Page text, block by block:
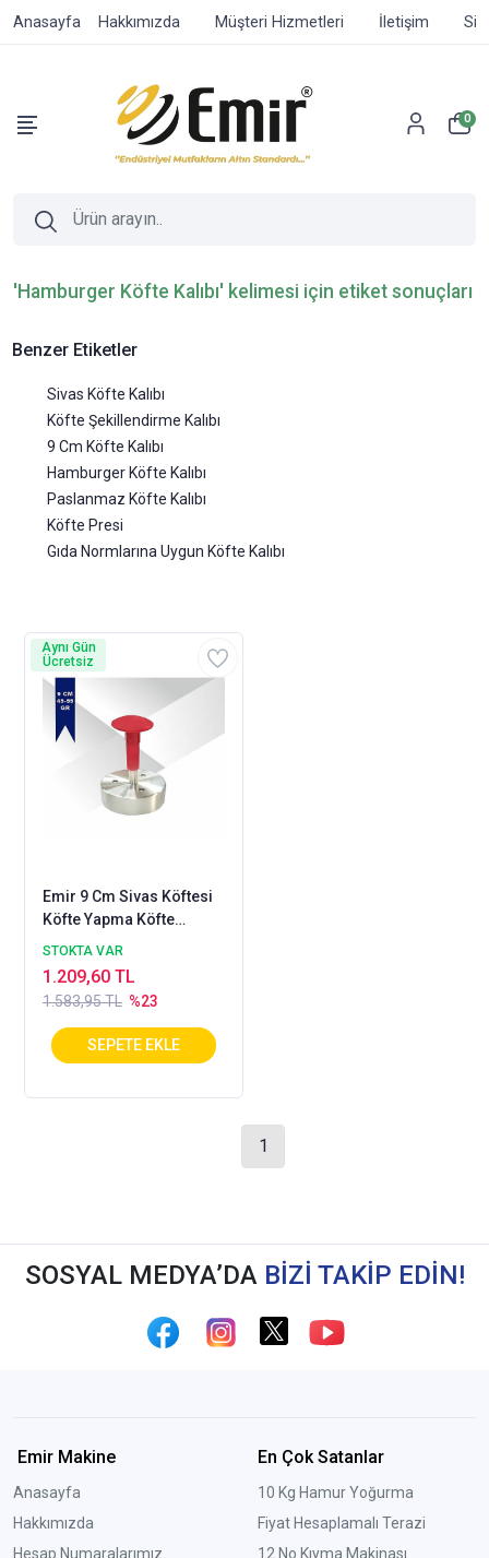
Anasayfa Hakkımızda Müşteri Hizmetleri İletişim
0
'Hamburger Köfte Kalıbı' kelimesi için etiket sonuçları
Benzer Etiketler
Sivas Köfte Kalıbı
Köfte Şekillendirme Kalıbı
9 Cm Köfte Kalıbı
Hamburger Köfte Kalıbı
Paslanmaz Köfte Kalıbı
Köfte Presi
Gıda Normlarına Uygun Köfte Kalıbı
Emir 9 Cm Sivas Köftesi
Köfte Yapma Köfte
Şekillendirme Kalıbı
STOKTA VAR
1.583,95 TL %23
1.209,60 TL
Aynı Gün
Ücretsiz
1
SOSYAL MEDYA’DA BİZİ TAKİP EDİN!
Emir Makine
Anasayfa
Hakkımızda
Hesap Numaralarımız
En Çok Satanlar
10 Kg Hamur Yoğurma
Fiyat Hesaplamalı Terazi
12 No Kıyma Makinası